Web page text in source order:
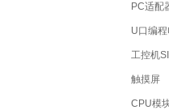
PC适配
U口编
工控机
触摸屏
CPU模